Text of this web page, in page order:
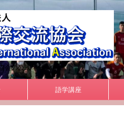
会の公式ページです。
語学講座